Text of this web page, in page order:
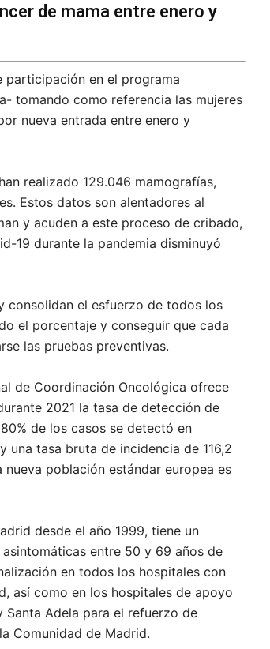
de mama entre enero y
participación en el programa
tomando como referencia las mujeres
nueva entrada entre enero y
realizado 129.046 mamografías,
Estos datos son alentadores al
y acuden a este proceso de cribado,
19 durante la pandemia disminuyó
consolidan el esfuerzo de todos los
el porcentaje y conseguir que cada
las pruebas preventivas.
de Coordinación Oncológica ofrece
2021 la tasa de detección de
de los casos se detectó en
una tasa bruta de incidencia de 116,2
población estándar europea es
desde el año 1999, tiene un
entre 50 y 69 años de
en todos los hospitales con
así como en los hospitales de apoyo
Santa Adela para el refuerzo de
Comunidad de Madrid.